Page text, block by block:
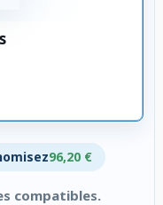
96,20 €
compatibles.